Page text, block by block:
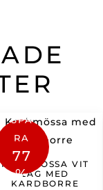
SPA
RA
77
%
KOCKMÖSSA VIT
LÅG MED
KARDBORRE